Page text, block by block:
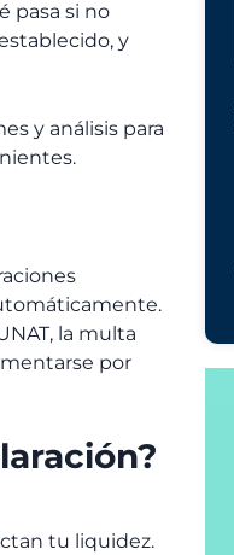
pasa si no
y
y análisis para
la multa
por
tu liquidez.